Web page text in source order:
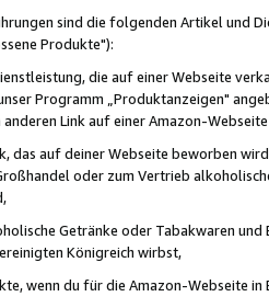
sind die folgenden Artikel und
Produkte"):
die auf einer Webseite
Programm „Produktanzeigen"
Link auf einer Amazon-
das auf deiner Webseite beworben
oder zum Vertrieb
Getränke oder Tabakwaren
Königreich wirbst,
wenn du für die Amazon-Webseite in